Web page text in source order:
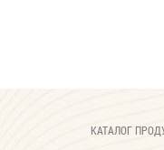
КАТАЛОГ